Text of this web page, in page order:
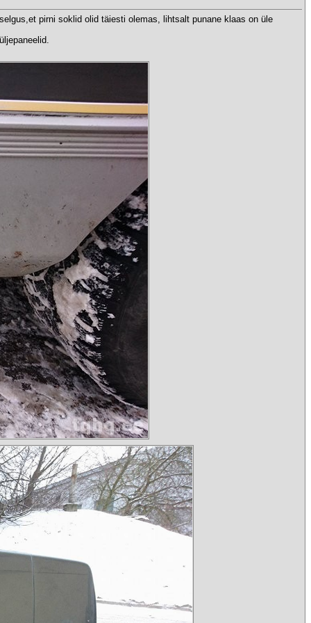
pirni soklid olid täiesti olemas, lihtsalt punane klaas on üle